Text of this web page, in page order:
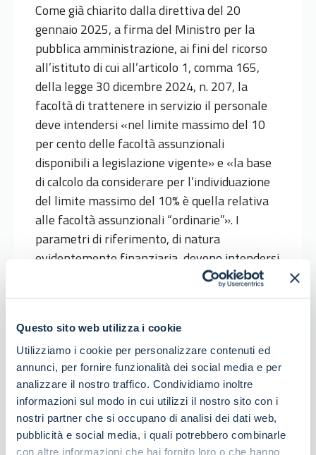
Questo sito web utilizza i cookie
Utilizziamo i cookie per personalizzare contenuti ed
annunci, per fornire funzionalità dei social media e per
analizzare il nostro traffico. Condividiamo inoltre
informazioni sul modo in cui utilizzi il nostro sito con i
nostri partner che si occupano di analisi dei dati web,
pubblicità e social media, i quali potrebbero combinarle
con altre informazioni che hai fornito loro o che hanno
Come già chiarito dalla direttiva del 20
gennaio 2025, a firma del Ministro per la
pubblica amministrazione, ai fini del ricorso
all’istituto di cui all’articolo 1, comma 165,
della legge 30 dicembre 2024, n. 207, la
facoltà di trattenere in servizio il personale
deve intendersi «nel limite massimo del 10
per cento delle facoltà assunzionali
disponibili a legislazione vigente» e «la base
di calcolo da considerare per l’individuazione
del limite massimo del 10% è quella relativa
alle facoltà assunzionali “ordinarie”». I
parametri di riferimento, di natura
evidentemente finanziaria, devono intendersi
in relazione all’astratta capacità assunzionale
delle amministrazioni interessate che, per gli
previsioni di cui all’articolo 33 del decreto-
legge 30 aprile 2019, n. 34, convertito, con
modificazioni, dalla legge 28 giugno 2019, n.
58, e al decreto ministeriale del 17 marzo
2020